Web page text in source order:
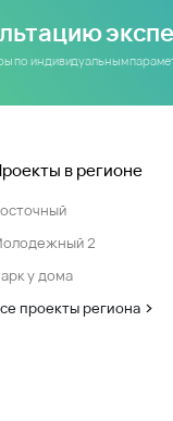
по индивидуальным
в регионе
2
у дома
проекты региона